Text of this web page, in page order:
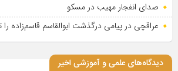
صدای انفجار مهیب در مسکو
عراقچی در پیامی درگذشت ابوالقاسم قاسم‌زاده
دیدگاه‌های علمی و آموزشی اخیر